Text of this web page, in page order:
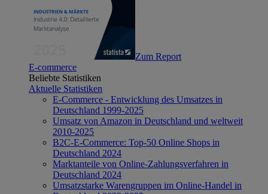
Zum Report
E-commerce
Beliebte Statistiken
Aktuelle Statistiken
E-Commerce - Entwicklung des Umsatzes in
Deutschland 1999-2025
Umsatz von Amazon in Deutschland und weltweit
2010-2025
B2C-E-Commerce: Top-50 Online Shops in
Deutschland 2024
Marktanteile von Online-Zahlungsverfahren in
Deutschland 2024
Umsatzstarke Warengruppen im Online-Handel in